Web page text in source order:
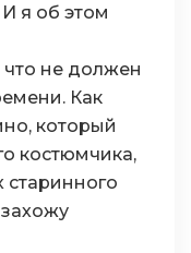
И я об этом
что не должен
Как
который
костюмчика,
старинного